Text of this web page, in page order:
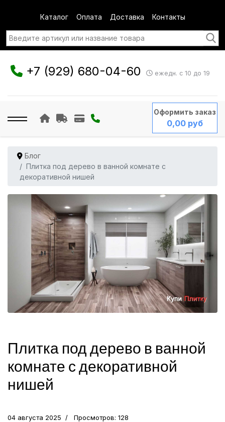
Каталог Оплата Доставка Контакты
+7 (929) 680-04-60 ежедн. с 10 до 19
Оформить заказ
0,00 руб
Блог
Плитка под дерево в ванной комнате с
декоративной нишей
Плитка под дерево в ванной
комнате с декоративной
нишей
04 августа 2025 Просмотров: 128